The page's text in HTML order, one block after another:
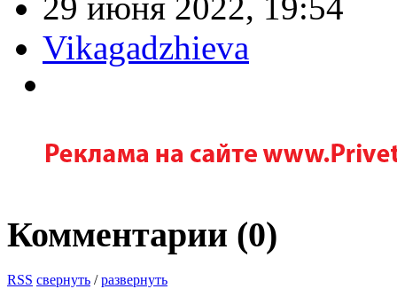
Vikagadzhieva
Комментарии (0)
RSS свернуть /развернуть